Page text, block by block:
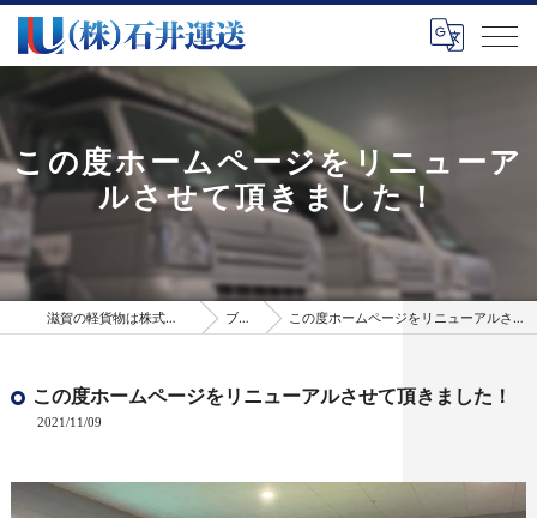
この度ホームページをリニューア
ルさせて頂きました！
滋賀の軽貨物は株式会社石井運送 ブログ この度ホームページをリニューアルさせて頂きました！
この度ホームページをリニューアルさせて頂きました！
2021/11/09